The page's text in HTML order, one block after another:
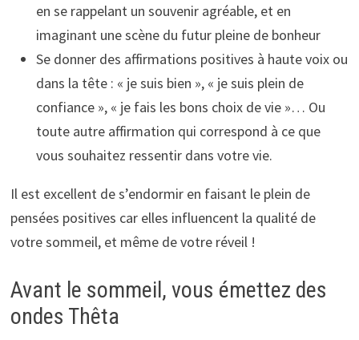
en se rappelant un souvenir agréable, et en
imaginant une scène du futur pleine de bonheur
Se donner des affirmations positives à haute voix ou
dans la tête : « je suis bien », « je suis plein de
confiance », « je fais les bons choix de vie »… Ou
toute autre affirmation qui correspond à ce que
vous souhaitez ressentir dans votre vie.
Il est excellent de s’endormir en faisant le plein de
pensées positives car elles influencent la qualité de
votre sommeil, et même de votre réveil !
Avant le sommeil, vous émettez des
ondes Thêta